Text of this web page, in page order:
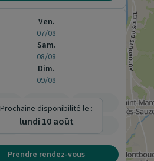
Ven.
07/08
Sam.
08/08
Dim.
09/08
-
Prochaine disponibilité le :
lundi 10 août
Prendre rendez-vous